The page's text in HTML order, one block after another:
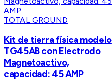
TOTAL GROUND
Kit de tierra física modelo
TG45AB con Electrodo
Magnetoactivo,
capacidad: 45 AMP